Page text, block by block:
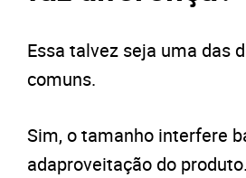
Essa talvez seja uma das
comuns.
Sim, o tamanho interfere
adaproveitação do